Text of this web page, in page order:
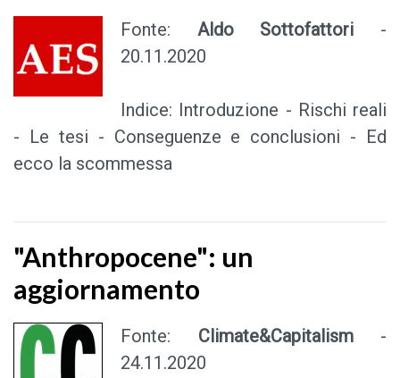
Fonte: Aldo Sottofattori -
20.11.2020
Indice: Introduzione - Rischi reali
- Le tesi - Conseguenze e conclusioni - Ed
ecco la scommessa
"Anthropocene": un
aggiornamento
Fonte: Climate&Capitalism-
24.11.2020